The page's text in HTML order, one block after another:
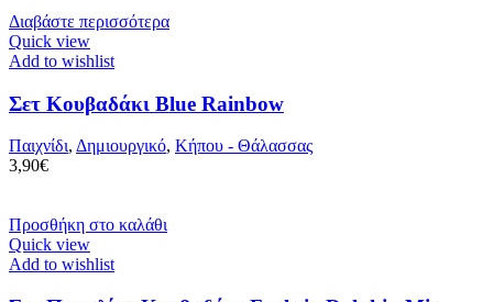
Διαβάστε περισσότερα
Quick view
Add to wishlist
Σετ Κουβαδάκι Blue Rainbow
Παιχνίδι, Δημιουργικό, Κήπου - Θάλασσας
3,90€
Προσθήκη στο καλάθι
Quick view
Add to wishlist